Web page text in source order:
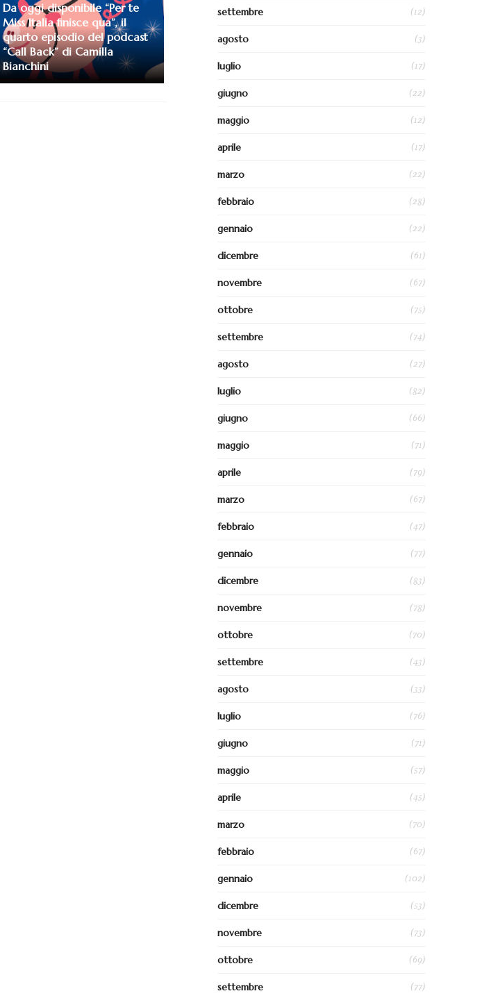
Da oggi disponibile “Per te
Miss Italia finisce qua”, il
quarto episodio del podcast
“Call Back” di Camilla
Bianchini
settembre (12)
agosto (3)
luglio (17)
giugno (22)
maggio (12)
aprile (17)
marzo (22)
febbraio (28)
gennaio (22)
dicembre (61)
novembre (67)
ottobre (75)
settembre (74)
agosto (27)
luglio (82)
giugno (66)
maggio (71)
aprile (79)
marzo (67)
febbraio (47)
gennaio (77)
dicembre (83)
novembre (78)
ottobre (70)
settembre (43)
agosto (33)
luglio (76)
giugno (71)
maggio (57)
aprile (45)
marzo (70)
febbraio (67)
gennaio (102)
dicembre (53)
novembre (73)
ottobre (69)
settembre (77)